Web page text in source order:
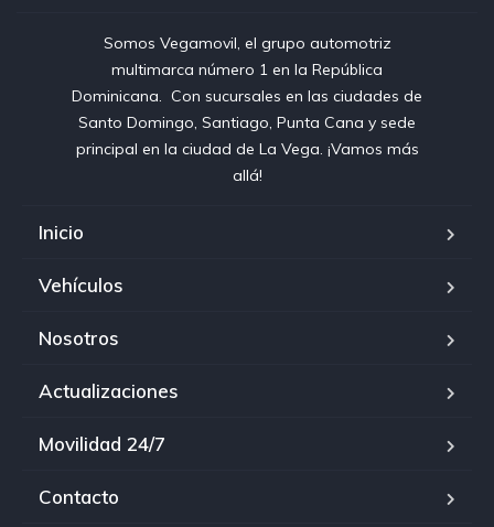
Somos Vegamovil, el grupo automotriz
multimarca número 1 en la República
Dominicana⁣. ⁣ Con sucursales en las ciudades de
Santo Domingo, Santiago, Punta Cana y sede
principal en la ciudad de La Vega. ¡Vamos más
allá!
Inicio
Vehículos
Nosotros
Actualizaciones
Movilidad 24/7
Contacto